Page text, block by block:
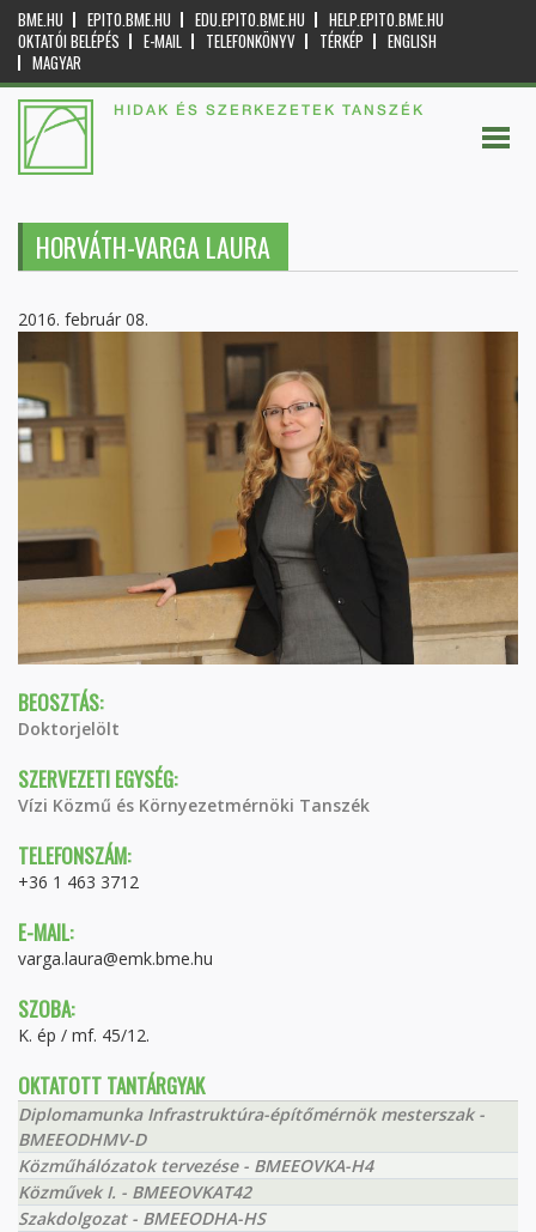
BME.HU EPITO.BME.HU EDU.EPITO.BME.HU
HELP.EPITO.BME.HU
OKTATÓI BELÉPÉS
E-MAIL TELEFONKÖNYV TÉRKÉP
ENGLISH
MAGYAR
HIDAK ÉS SZERKEZETEK TANSZÉK
HORVÁTH-VARGA LAURA
2016. február 08.
BEOSZTÁS:
Doktorjelölt
SZERVEZETI EGYSÉG:
Vízi Közmű és Környezetmérnöki Tanszék
TELEFONSZÁM:
+36 1 463 3712
E-MAIL:
varga.laura@emk.bme.hu
SZOBA:
K. ép / mf. 45/12.
OKTATOTT TANTÁRGYAK
Diplomamunka Infrastruktúra-építőmérnök mesterszak -
BMEEODHMV-D
Közműhálózatok tervezése - BMEEOVKA-H4
Közművek I. - BMEEOVKAT42
Szakdolgozat - BMEEODHA-HS